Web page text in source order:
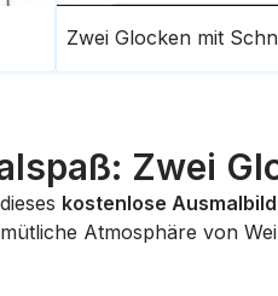
Zwei
kostenlose Ausmalbild
Atmosphäre von